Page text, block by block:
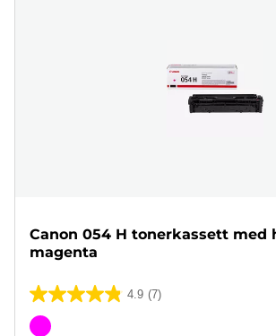
Canon 054 H tonerkassett med
magenta
4.9 (7)
4.9
av
Fargekassett